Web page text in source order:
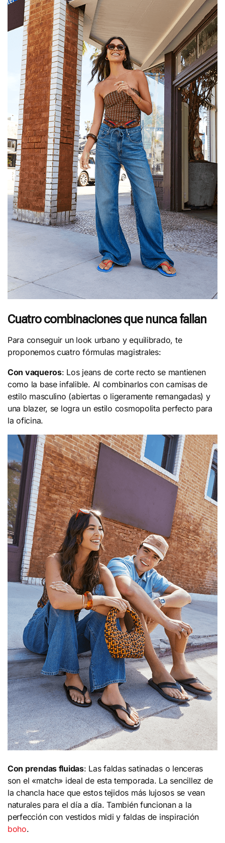
Cuatro combinaciones que nunca fallan
Para conseguir un look urbano y equilibrado, te
proponemos cuatro fórmulas magistrales:
Con vaqueros: Los jeans de corte recto se mantienen
como la base infalible. Al combinarlos con camisas de
estilo masculino (abiertas o ligeramente remangadas) y
una blazer, se logra un estilo cosmopolita perfecto para
la oficina.
Con prendas fluidas: Las faldas satinadas o lenceras
son el «match» ideal de esta temporada. La sencillez de
la chancla hace que estos tejidos más lujosos se vean
naturales para el día a día. También funcionan a la
perfección con vestidos midi y faldas de inspiración
boho.